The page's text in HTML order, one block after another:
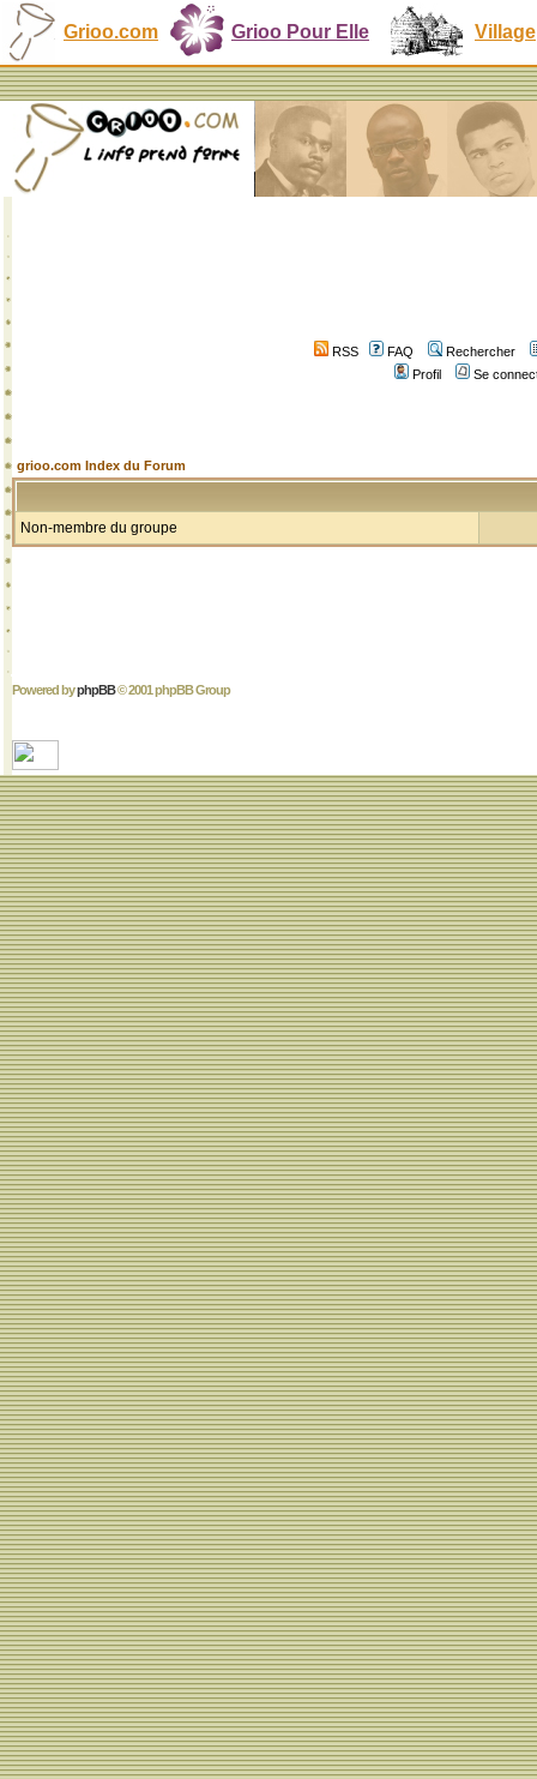
Grioo.com Grioo Pour Elle Village
RSS FAQ
Rechercher
Profil
Se
grioo.com Index du Forum
Non-membre du groupe
Powered byphpBB© 2001 phpBB Group